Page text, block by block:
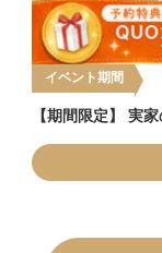
イベント期間
【期間限定】 実